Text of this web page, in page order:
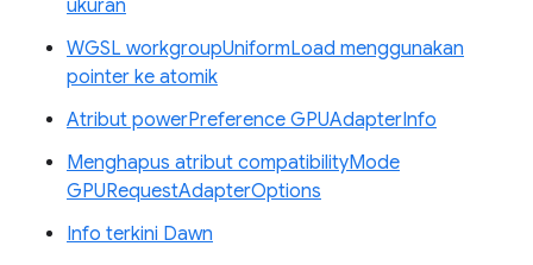
ukuran
WGSL workgroupUniformLoad menggunakan
pointer ke atomik
Atribut powerPreference GPUAdapterInfo
Menghapus atribut compatibilityMode
GPURequestAdapterOptions
Info terkini Dawn